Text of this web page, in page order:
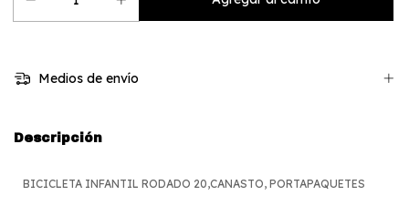
Medios de envío
Descripción
BICICLETA INFANTIL RODADO 20,CANASTO, PORTAPAQUETES